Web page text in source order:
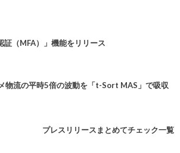
証（MFA）」機能をリリース
物流の平時5倍の波動を「t-Sort MAS」で吸収
プレスリリースまとめてチェック一覧